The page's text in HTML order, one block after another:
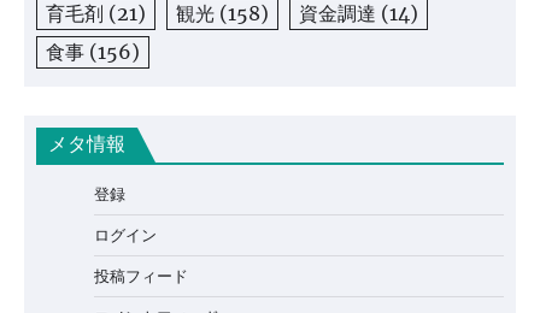
育毛剤 (21) 観光 (158) 資金調達 (14)
食事 (156)
メタ情報
登録
ログイン
投稿フィード